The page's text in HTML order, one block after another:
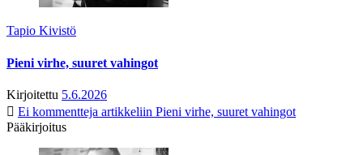
Tapio Kivistö
Pieni virhe, suuret vahingot
Kirjoitettu 5.6.2026
Ei kommentteja artikkeliin Pieni virhe, suuret vahingot
Pääkirjoitus